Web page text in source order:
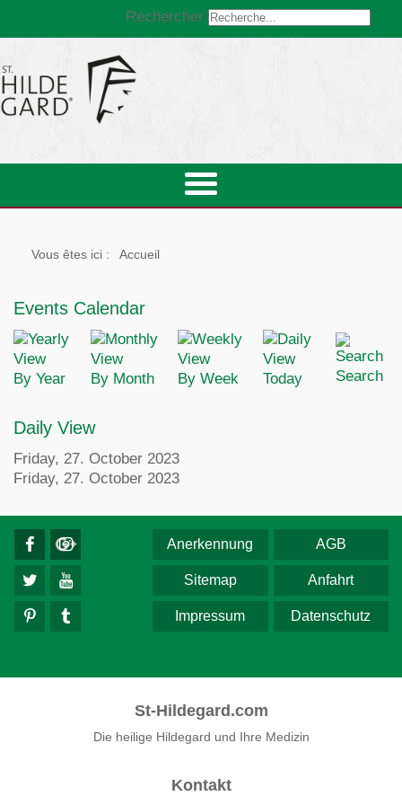
Rechercher
Vous êtes ici : Accueil
Events Calendar
By Year By Month By Week Today Search
Daily View
Friday, 27. October 2023
Friday, 27. October 2023
AGB
Anerkennung
Anfahrt
Sitemap
Datenschutz
Impressum
St-Hildegard.com
Die heilige Hildegard und Ihre Medizin
Kontakt